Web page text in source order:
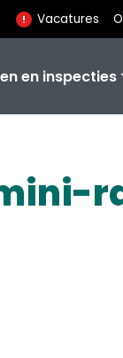
Vacatures
en inspecties
mini-